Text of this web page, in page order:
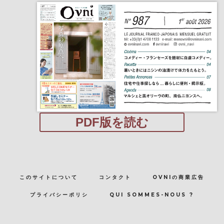
PDF版を読む
このサイトについて コンタクト OVNIの商業広告
プライバシーポリシ QUI SOMMES-NOUS ?